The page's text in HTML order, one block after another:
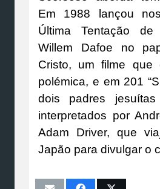
Em 1988 lançou
Última Tentação de
Willem Dafoe no
Cristo, um filme que
polémica, e em 201
dois padres jesuítas
interpretados por
Adam Driver, que
Japão para divulgar o